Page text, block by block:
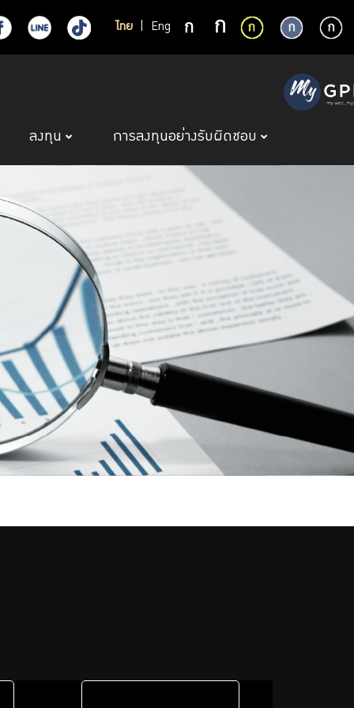
ไทย Eng
ลงทุน การลงทุนอย่างรับผิดชอบ